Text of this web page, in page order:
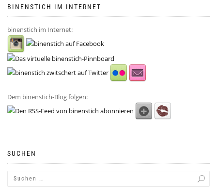
BINENSTICH IM INTERNET
binenstich im Internet:
Dem binenstich-Blog folgen:
SUCHEN